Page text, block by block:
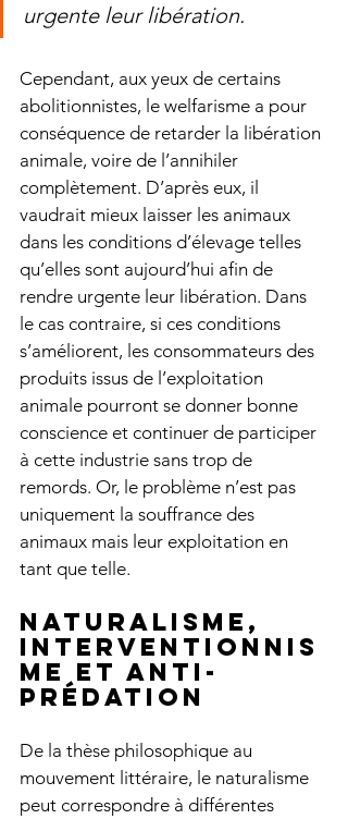
urgente leur libération.
Cependant, aux yeux de certains
abolitionnistes, le welfarisme a pour
conséquence de retarder la libération
animale, voire de l’annihiler
complètement. D’après eux, il
vaudrait mieux laisser les animaux
dans les conditions d’élevage telles
qu’elles sont aujourd’hui afin de
rendre urgente leur libération. Dans
le cas contraire, si ces conditions
s’améliorent, les consommateurs des
produits issus de l’exploitation
animale pourront se donner bonne
conscience et continuer de participer
à cette industrie sans trop de
remords. Or, le problème n’est pas
uniquement la souffrance des
animaux mais leur exploitation en
tant que telle.
Naturalisme,
interventionnis
me et anti-
prédation
De la thèse philosophique au
mouvement littéraire, le naturalisme
peut correspondre à différentes